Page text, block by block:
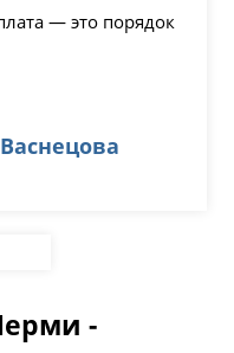
— это порядок
-